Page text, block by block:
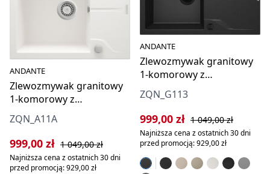
ANDANTE
Zlewozmywak granitowy
1-komorowy z
ociekaczem
ZQN_A11A
Cena sprzedaży:
999,00 zł Cena regularna:
1 049,00 zł
Najniższa cena z ostatnich 30 dni
przed promocją: 929,00 zł
ANDANTE
Zlewozmywak granitowy
1-komorowy z
ociekaczem
ZQN_G113
Cena sprzedaży:
999,00 zł Cena regularna:
1 049,00 zł
Najniższa cena z ostatnich 30 dni
przed promocją: 929,00 zł